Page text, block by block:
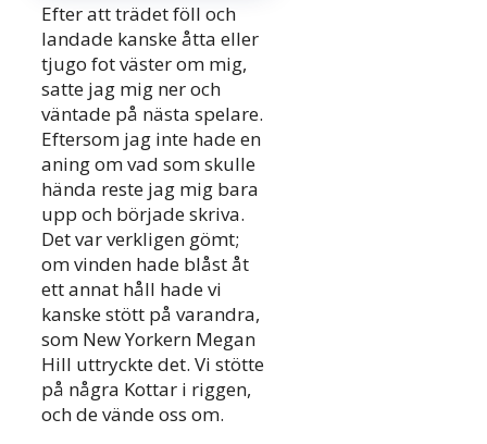
Efter att trädet föll och
landade kanske åtta eller
tjugo fot väster om mig,
satte jag mig ner och
väntade på nästa spelare.
Eftersom jag inte hade en
aning om vad som skulle
hända reste jag mig bara
upp och började skriva.
Det var verkligen gömt;
om vinden hade blåst åt
ett annat håll hade vi
kanske stött på varandra,
som New Yorkern Megan
Hill uttryckte det. Vi stötte
på några Kottar i riggen,
och de vände oss om.